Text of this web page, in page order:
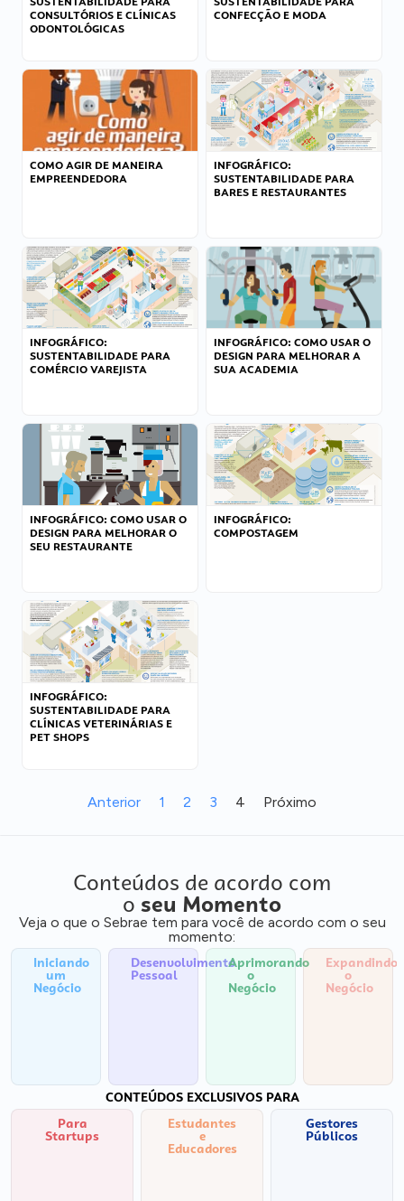
CONSULTÓRIOS E CLÍNICAS
ODONTOLÓGICAS
CONFECÇÃO E MODA
COMO AGIR DE MANEIRA
EMPREENDEDORA
INFOGRÁFICO:
SUSTENTABILIDADE PARA
BARES E RESTAURANTES
INFOGRÁFICO:
SUSTENTABILIDADE PARA
COMÉRCIO VAREJISTA
INFOGRÁFICO: COMO USAR O
DESIGN PARA MELHORAR A
SUA ACADEMIA
INFOGRÁFICO: COMO USAR O
DESIGN PARA MELHORAR O
SEU RESTAURANTE
INFOGRÁFICO:
COMPOSTAGEM
INFOGRÁFICO:
SUSTENTABILIDADE PARA
CLÍNICAS VETERINÁRIAS E
PET SHOPS
Anterior 1 2 3 4 Próximo
Conteúdos de acordo com
o seu Momento
Veja o que o Sebrae tem para você de acordo com o seu
momento:
Iniciando
um
Negócio
Desenvolvimento
Pessoal
Aprimorando
o
Negócio
Expandindo
o
Negócio
CONTEÚDOS EXCLUSIVOS PARA
Para
Startups
Estudantes
e
Educadores
Gestores
Públicos